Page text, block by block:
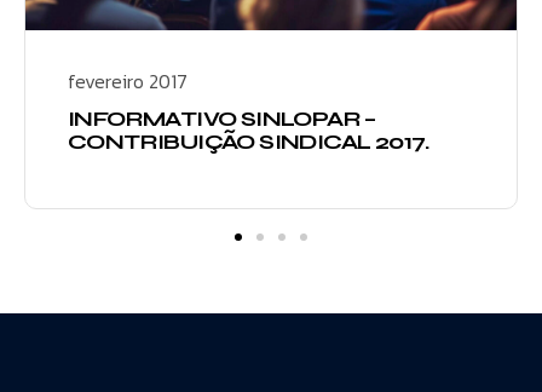
fevereiro 2017
INFORMATIVO SINLOPAR –
CONTRIBUIÇÃO SINDICAL 2017.